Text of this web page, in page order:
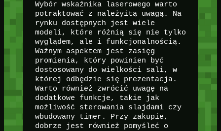
Wybór wskaźnika laserowego warto
potraktować z należyitą uwagą. Na
rynku dostępnych jest wiele
modeli, które różnią się nie tylko
wyglądem, ale i funkcjonalnością.
Ważnym aspektem jest zasięg
promienia, który powinien być
dostosowany do wielkości sali, w
której odbędzie się prezentacja.
Warto również zwrócić uwagę na
dodatkowe funkcje, takie jak
możliwość sterowania slajdami czy
wbudowany timer. Przy zakupie,
dobrze jest również pomyśleć o